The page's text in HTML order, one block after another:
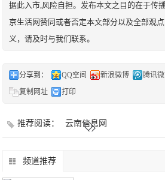
据此入市,风险自担。发布本文之目的在于传
京生活网赞同或者否定本文部分以及全部观
义，请及时与我们联系。
分享到： QQ空间 新浪微博 腾讯
复制网址
打印
推荐阅读： 云南信息网
频道推荐